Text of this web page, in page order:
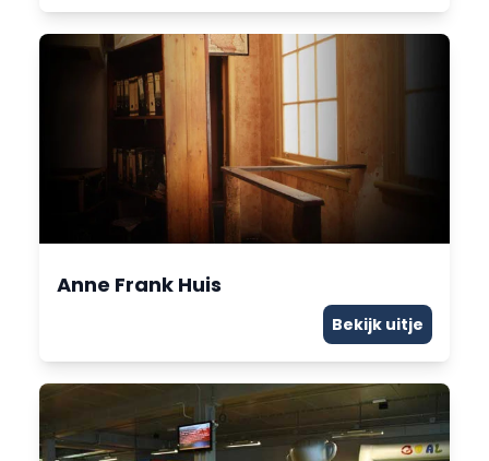
Anne Frank Huis
Bekijk uitje